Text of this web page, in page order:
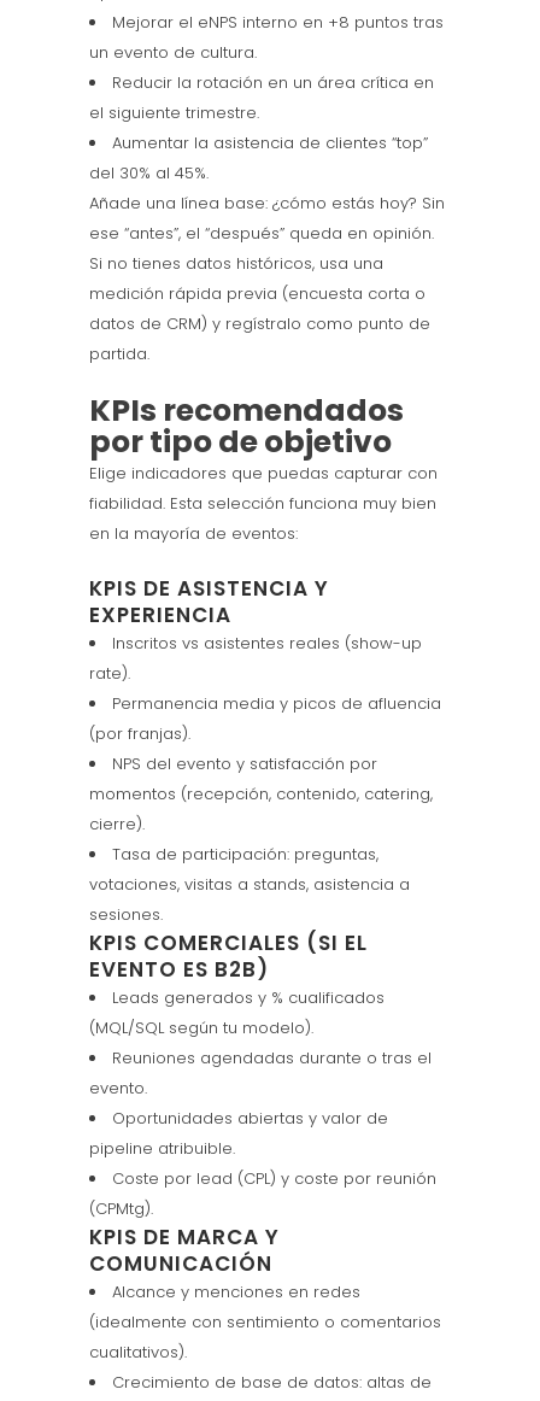
Mejorar el eNPS interno en +8 puntos tras
un evento de cultura.
Reducir la rotación en un área crítica en
el siguiente trimestre.
Aumentar la asistencia de clientes “top”
del 30% al 45%.
Añade una línea base: ¿cómo estás hoy? Sin
ese “antes”, el “después” queda en opinión.
Si no tienes datos históricos, usa una
medición rápida previa (encuesta corta o
datos de CRM) y regístralo como punto de
partida.
KPIs recomendados
por tipo de objetivo
Elige indicadores que puedas capturar con
fiabilidad. Esta selección funciona muy bien
en la mayoría de eventos:
KPIS DE ASISTENCIA Y
EXPERIENCIA
Inscritos vs asistentes reales (show-up
rate).
Permanencia media y picos de afluencia
(por franjas).
NPS del evento y satisfacción por
momentos (recepción, contenido, catering,
cierre).
Tasa de participación: preguntas,
votaciones, visitas a stands, asistencia a
sesiones.
KPIS COMERCIALES (SI EL
EVENTO ES B2B)
Leads generados y % cualificados
(MQL/SQL según tu modelo).
Reuniones agendadas durante o tras el
evento.
Oportunidades abiertas y valor de
pipeline atribuible.
Coste por lead (CPL) y coste por reunión
(CPMtg).
KPIS DE MARCA Y
COMUNICACIÓN
Alcance y menciones en redes
(idealmente con sentimiento o comentarios
cualitativos).
Crecimiento de base de datos: altas de